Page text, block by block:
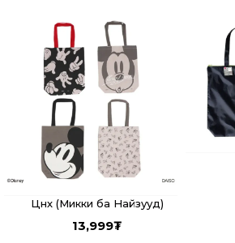
Цүнх (Микки ба Найзууд)
13,999₮